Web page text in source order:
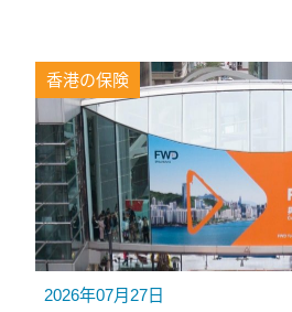
香港の保険
2026年07月27日